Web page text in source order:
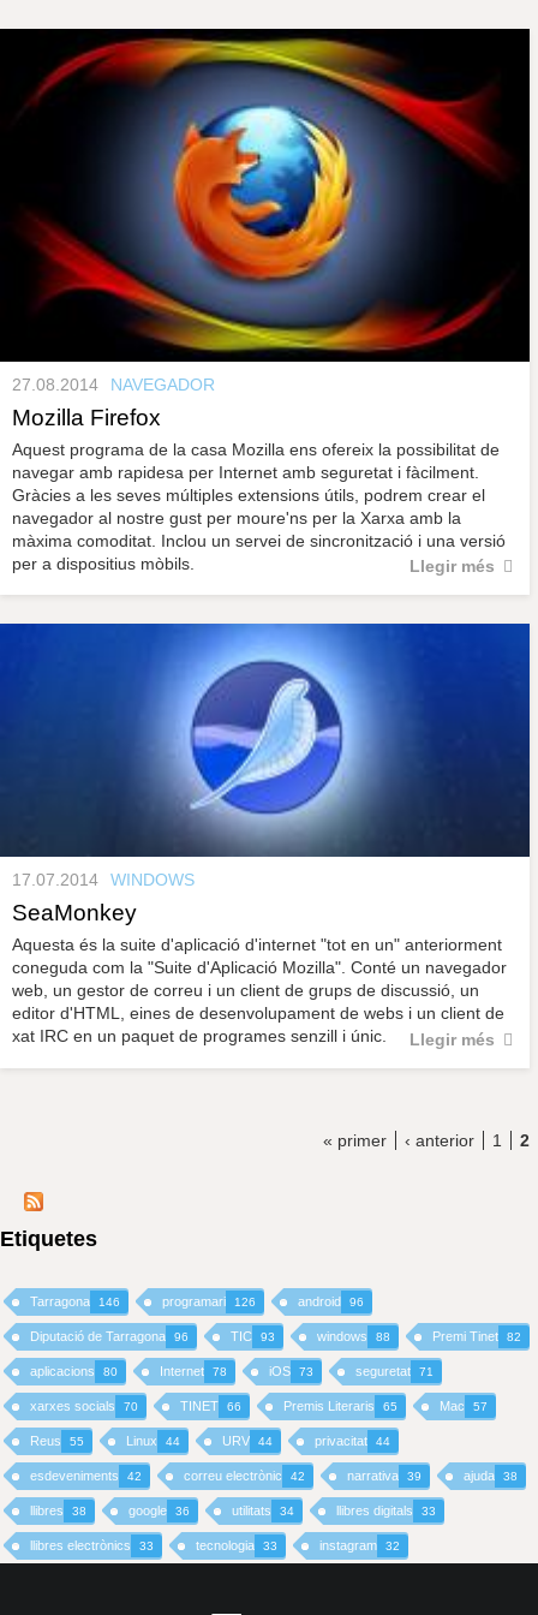
e
s
c
27.08.2014 NAVEGADOR
Mozilla Firefox
Aquest programa de la casa Mozilla ens ofereix la possibilitat de
navegar amb rapidesa per Internet amb seguretat i fàcilment.
Gràcies a les seves múltiples extensions útils, podrem crear el
navegador al nostre gust per moure'ns per la Xarxa amb la
màxima comoditat. Inclou un servei de sincronització i una versió
per a dispositius mòbils.
Llegir més
17.07.2014 WINDOWS
SeaMonkey
Aquesta és la suite d'aplicació d'internet "tot en un" anteriorment
coneguda com la "Suite d'Aplicació Mozilla". Conté un navegador
web, un gestor de correu i un client de grups de discussió, un
editor d'HTML, eines de desenvolupament de webs i un client de
xat IRC en un paquet de programes senzill i únic.
Llegir més
s
« primer ‹ anterior 1 2
Etiquetes
Tarragona 146 programari 126 android 96
Diputació de Tarragona 96 TIC 93 windows 88 Premi Tinet 82
aplicacions 80 Internet 78 iOS 73 seguretat 71
xarxes socials 70 TINET 66 Premis Literaris 65 Mac 57
Reus 55 Linux 44 URV 44 privacitat 44
esdeveniments 42 correu electrònic 42 narrativa 39 ajuda 38
llibres 38 google 36 utilitats 34 llibres digitals 33
llibres electrònics 33 tecnologia 33 instagram 32